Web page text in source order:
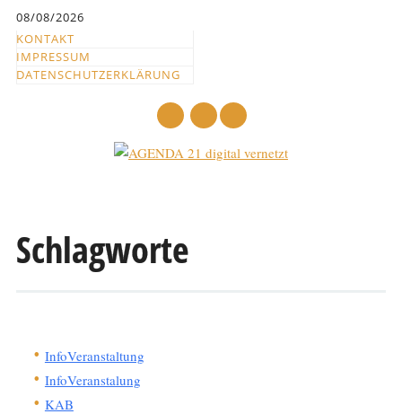
springen
08/08/2026
KONTAKT
IMPRESSUM
DATENSCHUTZERKLÄRUNG
zum
Schlagworte
InfoVeranstaltung
InfoVeranstalung
KAB